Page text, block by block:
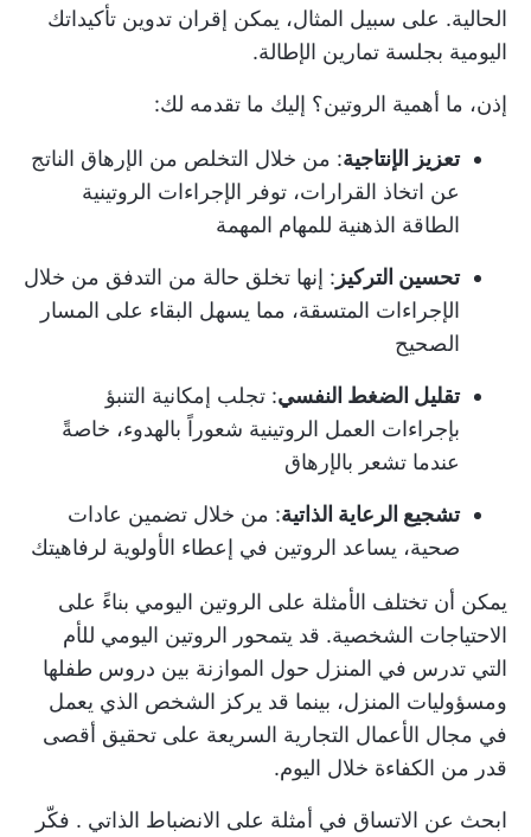
الحالية. على سبيل المثال، يمكن إقران تدوين تأكيداتك
اليومية بجلسة تمارين الإطالة.
إذن، ما أهمية الروتين؟ إليك ما تقدمه لك:
تعزيز الإنتاجية: من خلال التخلص من الإرهاق الناتج
عن اتخاذ القرارات، توفر الإجراءات الروتينية
الطاقة الذهنية للمهام المهمة
تحسين التركيز : إنها تخلق حالة من التدفق من خلال
الإجراءات المتسقة، مما يسهل البقاء على المسار
الصحيح
تقليل الضغط النفسي: تجلب إمكانية التنبؤ
بإجراءات العمل الروتينية شعوراً بالهدوء، خاصةً
عندما تشعر بالإرهاق
تشجيع الرعاية الذاتية: من خلال تضمين عادات
صحية، يساعد الروتين في إعطاء الأولوية لرفاهيتك
يمكن أن تختلف الأمثلة على الروتين اليومي بناءً على
الاحتياجات الشخصية. قد يتمحور الروتين اليومي للأم
التي تدرس في المنزل حول الموازنة بين دروس طفلها
ومسؤوليات المنزل، بينما قد يركز الشخص الذي يعمل
في مجال الأعمال التجارية السريعة على تحقيق أقصى
قدر من الكفاءة خلال اليوم.
ابحث عن الاتساق في أمثلة على الانضباط الذاتي . فكّر